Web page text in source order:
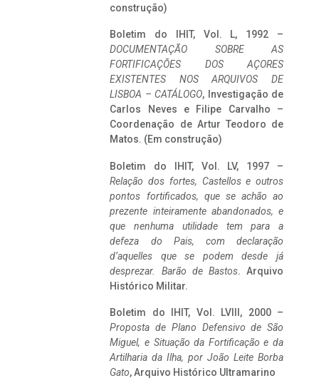
construção)
Boletim do IHIT, Vol. L, 1992 –
DOCUMENTAÇÃO SOBRE AS
FORTIFICAÇÕES DOS AÇORES
EXISTENTES NOS ARQUIVOS DE
LISBOA – CATÁLOGO, Investigação de
Carlos Neves e Filipe Carvalho –
Coordenação de Artur Teodoro de
Matos. (Em construção)
Boletim do IHIT, Vol. LV, 1997 –
Relação dos fortes, Castellos e outros
pontos fortificados, que se achão ao
prezente inteiramente abandonados, e
que nenhuma utilidade tem para a
defeza do Pais, com declaração
d’aquelles que se podem desde já
desprezar. Barão de Bastos. Arquivo
Histórico Militar.
Boletim do IHIT, Vol. LVIII, 2000 –
Proposta de Plano Defensivo de São
Miguel, e Situação da Fortificação e da
Artilharia da Ilha, por João Leite Borba
Gato, Arquivo Histórico Ultramarino